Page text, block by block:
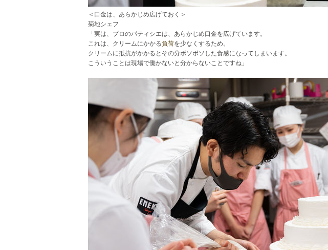
＜口金は、あらかじめ広げておく＞
菊地シェフ
「実は、プロのパティシエは、あらかじめ口金を広げています。
これは、クリームにかかる負荷を少なくするため。
クリームに抵抗がかかるとその分ボソボソした食感になってしまいます。
こういうことは現場で働かないと分からないことですね 」